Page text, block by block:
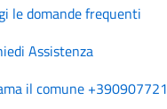
le domande frequenti
Assistenza
il comune +390907721